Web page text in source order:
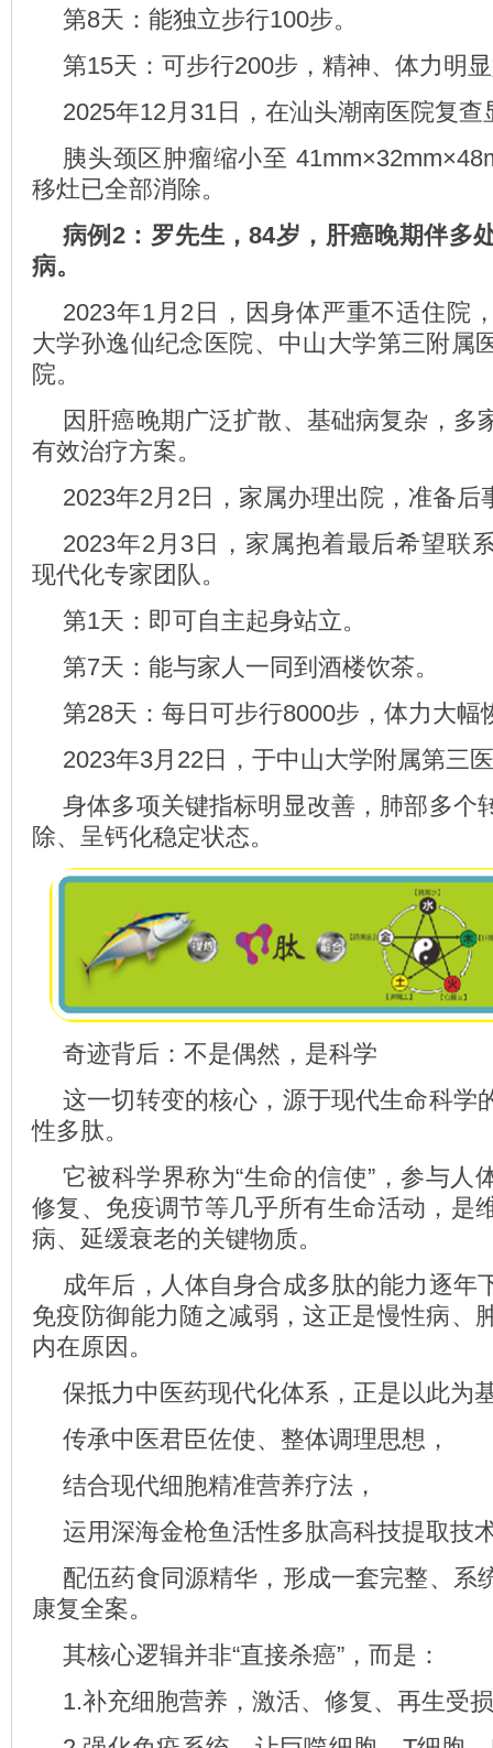
第8天：能独立步行100步。
第15天：可步行200步，精神、体力明
2025年12月31日，在汕头潮南医院复查
胰头颈区肿瘤缩小至
移灶已全部消除。
病例2：罗先生，84岁，肝癌晚期伴多
病。
2023年1月2日，因身体严重不适住院
大学孙逸仙纪念医院、中山大学第三附属
院。
因肝癌晚期广泛扩散、基础病复杂，多
有效治疗方案。
2023年2月2日，家属办理出院，准备后
2023年2月3日，家属抱着最后希望联
现代化专家团队。
第1天：即可自主起身站立。
第7天：能与家人一同到酒楼饮茶。
第28天：每日可步行8000步，体力大幅
2023年3月22日，于中山大学附属第三
身体多项关键指标明显改善，肺部多个
除、呈钙化稳定状态。
奇迹背后：不是偶然，是科学
这一切转变的核心，源于现代生命科
性多肽。
它被科学界称为“生命的信使”，参与人
修复、免疫调节等几乎所有生命活动，是
病、延缓衰老的关键物质。
成年后，人体自身合成多肽的能力逐年
免疫防御能力随之减弱，这正是慢性病、
内在原因。
保抵力中医药现代化体系，正是以此为
传承中医君臣佐使、整体调理思想，
结合现代细胞精准营养疗法，
运用深海金枪鱼活性多肽高科技提取技
配伍药食同源精华，形成一套完整、系
康复全案。
其核心逻辑并非“直接杀癌”，而是：
1.补充细胞营养，激活、修复、再生受